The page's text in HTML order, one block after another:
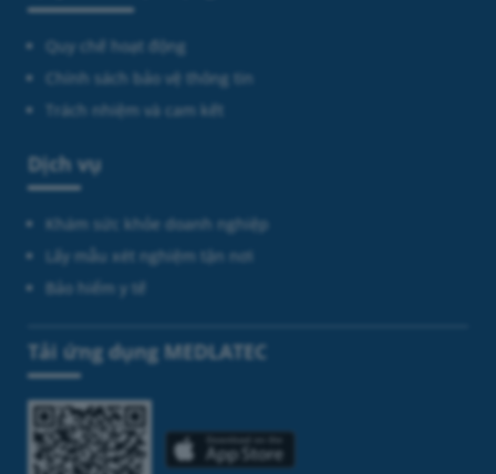
Quy chế hoạt động
Chính sách bảo vệ thông tin
Trách nhiệm và cam kết
Dịch vụ
Khám sức khỏe doanh nghiệp
Lấy mẫu xét nghiệm tận nơi
Bảo hiểm y tế
Tải ứng dụng MEDLATEC